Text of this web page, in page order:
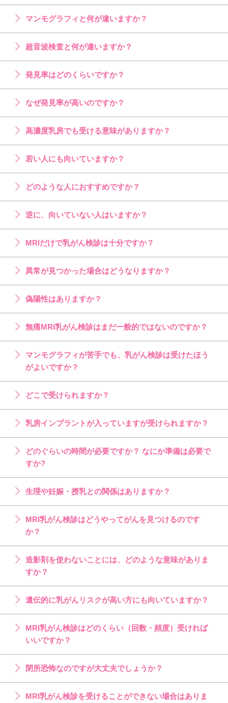
マンモグラフィと何が違いますか？
超音波検査と何が違いますか？
発見率はどのくらいですか？
なぜ発見率が高いのですか？
高濃度乳房でも受ける意味がありますか？
若い人にも向いていますか？
どのような人におすすめですか？
逆に、向いていない人はいますか？
MRIだけで乳がん検診は十分ですか？
異常が見つかった場合はどうなりますか？
偽陽性はありますか？
無痛MRI乳がん検診はまだ一般的ではないのですか？
マンモグラフィが苦手でも、乳がん検診は受けたほう
がよいですか？
どこで受けられますか？
乳房インプラントが入っていますが受けられますか？
どのぐらいの時間が必要ですか？ なにか準備は必要で
すか?
生理や妊娠・授乳との関係はありますか？
MRI乳がん検診はどうやってがんを見つけるのです
か？
造影剤を使わないことには、どのような意味がありま
すか？
遺伝的に乳がんリスクが高い方にも向いていますか？
MRI乳がん検診はどのくらい（回数・頻度）受ければ
いいですか？
閉所恐怖なのですが大丈夫でしょうか？
MRI乳がん検診を受けることができない場合はありま